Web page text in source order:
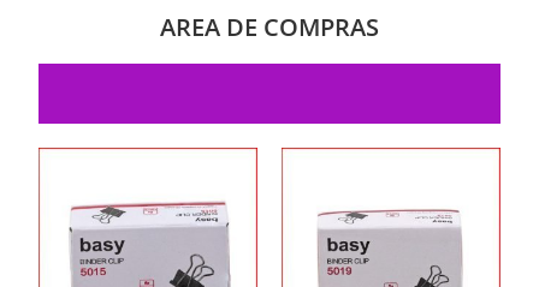
AREA DE COMPRAS